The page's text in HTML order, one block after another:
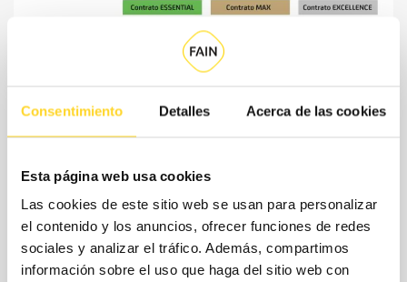
Consentimiento Detalles Acerca de las cookies
Esta página web usa cookies
Las cookies de este sitio web se usan para personalizar
el contenido y los anuncios, ofrecer funciones de redes
sociales y analizar el tráfico. Además, compartimos
información sobre el uso que haga del sitio web con
Quines són les modalitats de
contractació?
Per ajustar el contracte a les teves necessitats reals i al teu
pressupost, a FAIN et proposem un model de contractació
flexible, on seleccionaràs per separat la cobertura de